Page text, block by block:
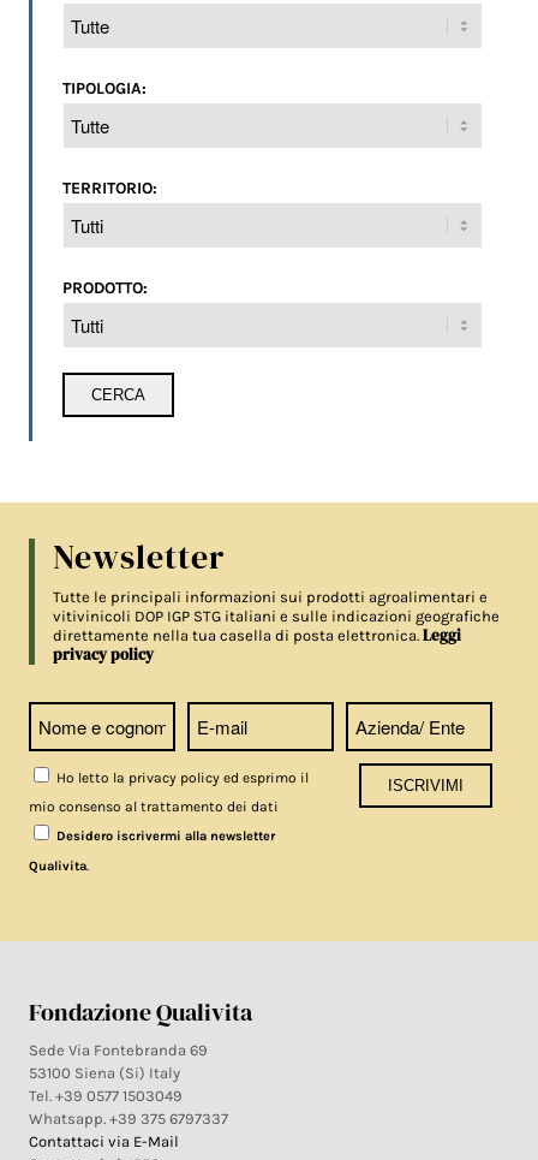
TIPOLOGIA:
TERRITORIO:
PRODOTTO:
Newsletter
Tutte le principali informazioni sui prodotti agroalimentari e
vitivinicoli DOP IGP STG italiani e sulle indicazioni geografiche
direttamente nella tua casella di posta elettronica.Leggi
privacy policy
Ho letto la privacy policy ed esprimo il
mio consenso al trattamento dei dati
Desidero iscrivermi alla newsletter
Qualivita.
Fondazione Qualivita
Sede Via Fontebranda 69
53100 Siena (Si) Italy
Tel. +39 0577 1503049
Whatsapp. +39 375 6797337
Contattaci via E-Mail